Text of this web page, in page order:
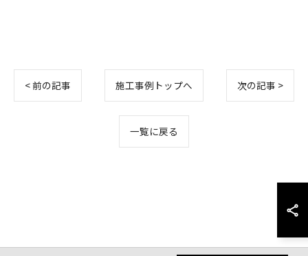
< 前の記事 施工事例トップへ 次の記事 >
一覧に戻る